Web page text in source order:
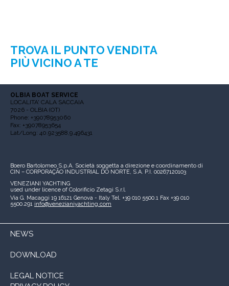
TROVA IL PUNTO VENDITA
PIÙ VICINO A TE
OLBIA BOAT SERVICE
LOCALITA' CALA SACCAIA
7026 - OLBIA (OT)
Phone: +39078953060
Fax: +39078953654
Lat/Long: 40.923588,9.496431
Boero Bartolomeo S.p.A. Società soggetta a direzione e coordinamento di
CIN – CORPORAÇÃO INDUSTRIAL DO NORTE, S.A. P.I. 00267120103
VENEZIANI YACHTING
used under licence of Colorificio Zetagi S.r.l.
Via G. Macaggi 19 16121 Genova - Italy Tel. +39 010 5500.1 Fax +39 010
5500.291 info@venezianiyachting.com
NEWS
DOWNLOAD
LEGAL NOTICE